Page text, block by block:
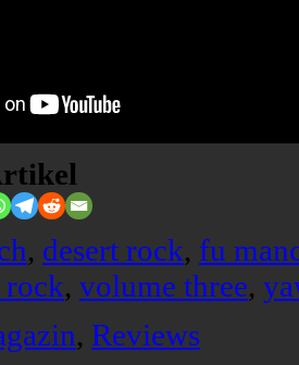
, desert rock, fu
rock, volume three,
, Reviews